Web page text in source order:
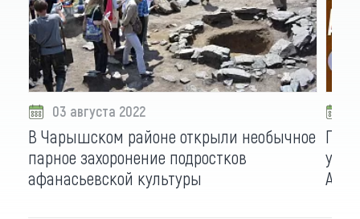
03 августа 2022
В Чарышском районе открыли необычное
парное захоронение подростков
афанасьевской культуры
По